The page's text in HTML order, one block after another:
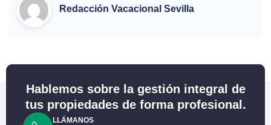
Redacción Vacacional Sevilla
Hablemos sobre la gestión integral de
tus propiedades de forma profesional.
LLÁMANOS